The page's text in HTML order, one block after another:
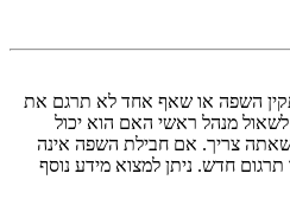
השפה או שאף אחד לא תרגם את
מנהל ראשי האם הוא יכול
צריך. אם חבילת השפה אינה
תרגום חדש. ניתן למצוא מידע נוסף